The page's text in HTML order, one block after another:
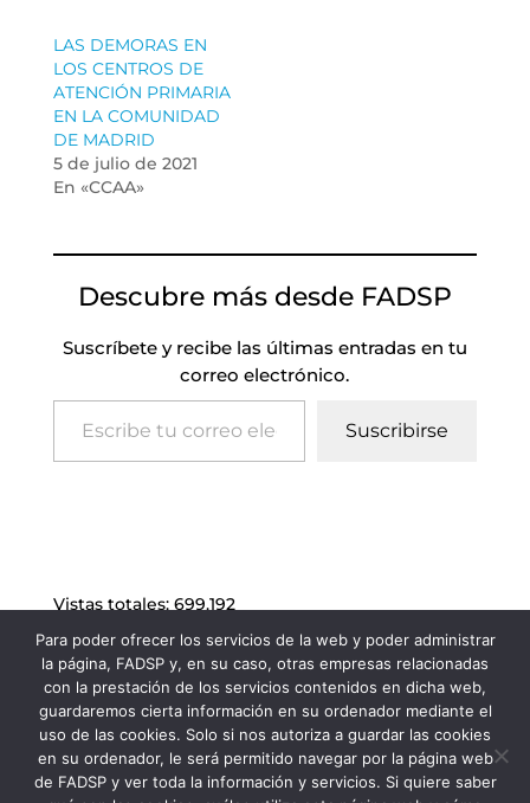
LAS DEMORAS EN
LOS CENTROS DE
ATENCIÓN PRIMARIA
EN LA COMUNIDAD
DE MADRID
5 de julio de 2021
En «CCAA»
Descubre más desde FADSP
Suscríbete y recibe las últimas entradas en tu
correo electrónico.
Escribe tu correo electrónico…
Suscribirse
Vistas totales: 699.192
Para poder ofrecer los servicios de la web y poder administrar
la página, FADSP y, en su caso, otras empresas relacionadas
con la prestación de los servicios contenidos en dicha web,
guardaremos cierta información en su ordenador mediante el
uso de las cookies. Solo si nos autoriza a guardar las cookies
en su ordenador, le será permitido navegar por la página web
de FADSP y ver toda la información y servicios. Si quiere saber